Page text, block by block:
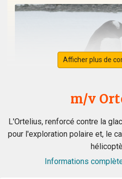
WOW! This voyage exceeded
Afficher plus de
m/v
L'Ortelius, renforcé contre la
pour l'exploration polaire et, le
Informations